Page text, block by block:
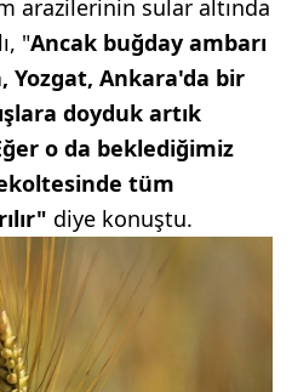
arazilerinin sular altında
"Ancak buğday ambarı
Yozgat, Ankara'da bir
doyduk artık
o da beklediğimiz
tüm
diye konuştu.